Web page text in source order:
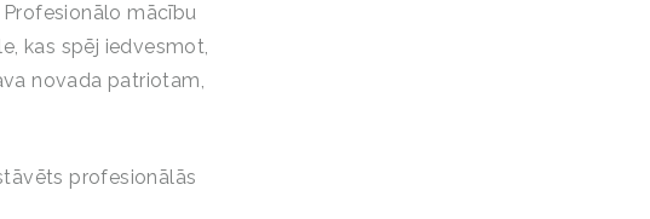
Profesionālo mācību
kas spēj iedvesmot,
novada patriotam,
profesionālās